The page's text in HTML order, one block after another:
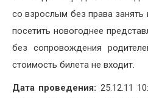
со взрослым без права занять
посетить новогоднее
без сопровождения
стоимость билета не входит.
Дата проведения: 25.12.11